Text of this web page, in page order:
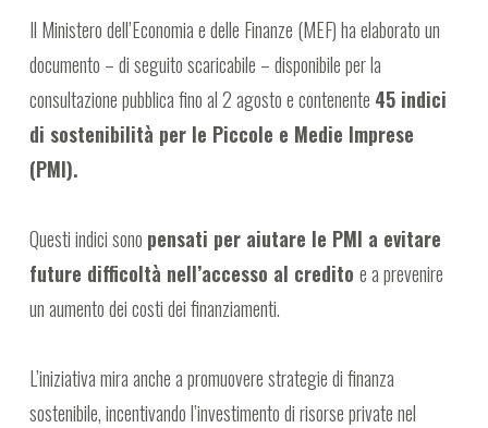
Il Ministero dell’Economia e delle Finanze (MEF) ha elaborato un
documento – di seguito scaricabile – disponibile per la
consultazione pubblica fino al 2 agosto e contenente 45 indici
di sostenibilità per le Piccole e Medie Imprese
(PMI).
Questi indici sono pensati per aiutare le PMI a evitare
future difficoltà nell’accesso al credito e a prevenire
un aumento dei costi dei finanziamenti.
L’iniziativa mira anche a promuovere strategie di finanza
sostenibile, incentivando l’investimento di risorse private nel